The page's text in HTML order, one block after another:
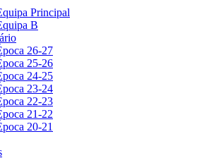
Principal
B
26-27
25-26
24-25
23-24
22-23
21-22
20-21